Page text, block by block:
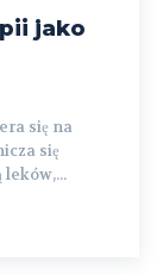
jako
się na
się
leków,...